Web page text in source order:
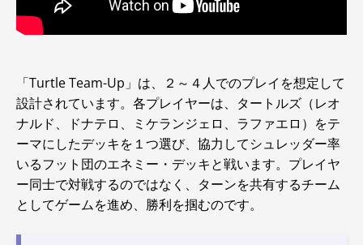
「Turtle Team-Up」は、２～４人でのプレイを想定して
設計されています。各プレイヤーは、タートルズ（レオ
ナルド、ドナテロ、ミケランジェロ、ラファエロ）をテ
ーマにしたデッキを１つ選び、協力してシュレッダー率
いるフット団のエネミー・デッキと戦います。プレイヤ
ー同士で対戦するのではなく、ターンを共有するチーム
としてゲームを進め、勝利を掴むのです。